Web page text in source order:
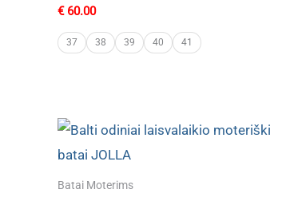
€60.00
37 38 39 40 41
Batai Moterims